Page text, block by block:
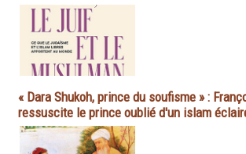
« Dara Shukoh, prince du soufisme » :
ressuscite le prince oublié d'un islam